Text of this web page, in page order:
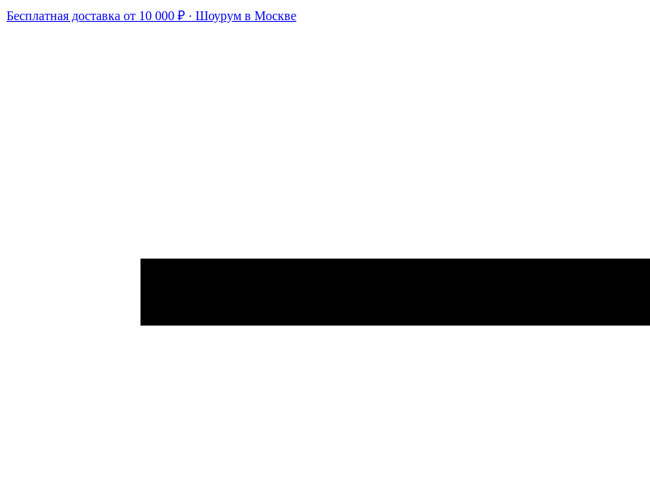
Бесплатная доставка от 10 000 ₽ · Шоурум в Москве